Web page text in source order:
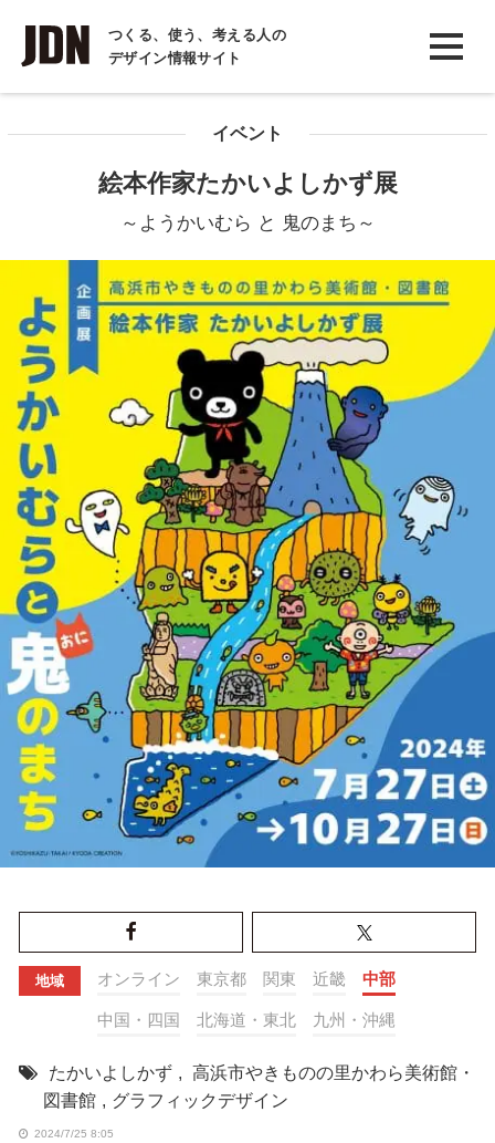
つくる、使う、考える人の
デザイン情報サイト
INTERVIEW
インタビュー
COLUMN
イベント
絵本作家たかいよしかず展
～ようかいむら と 鬼のまち～
地域 オンライン 東京都 関東 近畿 中部
中国・四国 北海道・東北 九州・沖縄
たかいよしかず , 高浜市やきものの里かわら美術館・
図書館 , グラフィックデザイン
2024/7/25 8:05